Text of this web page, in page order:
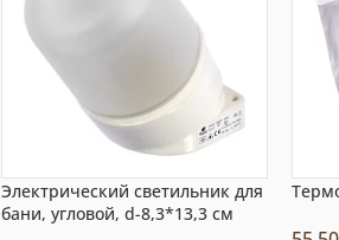
Электрический светильник для
бани, угловой, d-8,3*13,3 см